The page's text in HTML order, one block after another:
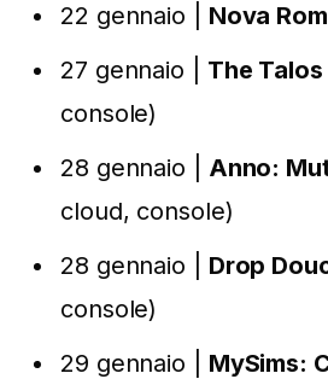
22 gennaio | Nova
27 gennaio | The
console)
28 gennaio | Anno:
cloud, console)
28 gennaio | Drop
console)
29 gennaio | MySims: